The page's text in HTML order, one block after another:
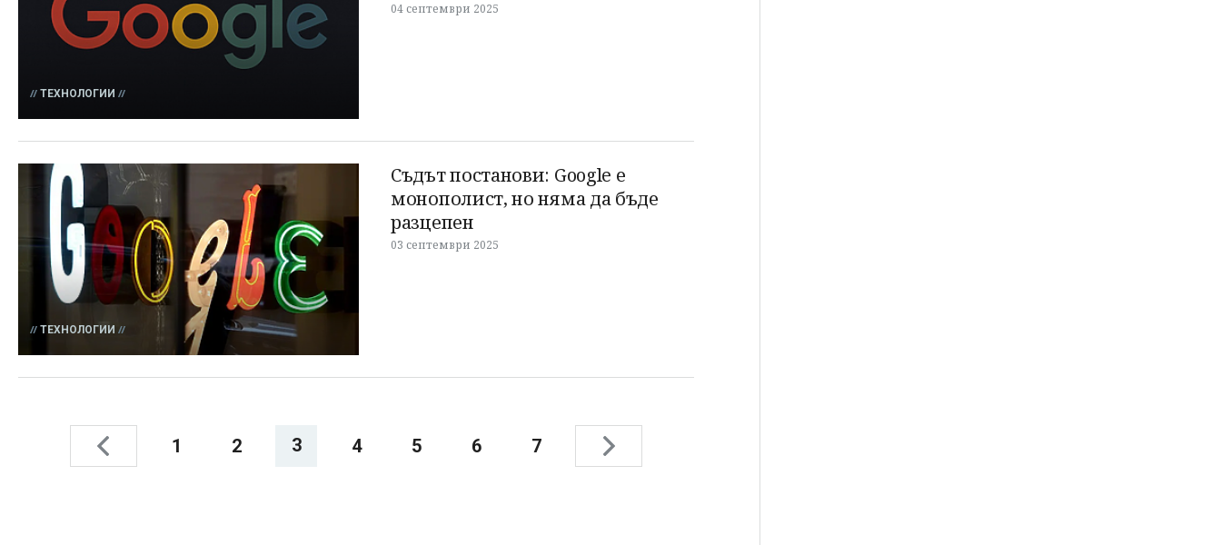
ТЕХНОЛОГИИ
04 септември 2025
ТЕХНОЛОГИИ
Съдът постанови: Google е
монополист, но няма да бъде
разцепен
03 септември 2025
1 2 3 4 5 6 7